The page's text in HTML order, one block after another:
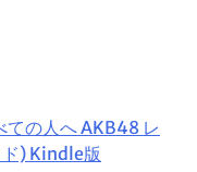
の人へ AKB48 レ
) Kindle版